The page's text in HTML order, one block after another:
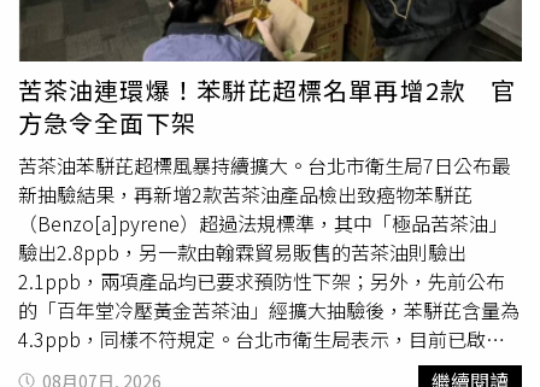
苦茶油連環爆！苯駢芘超標名單再增2款 官
方急令全面下架
苦茶油苯駢芘超標風暴持續擴大。台北市衛生局7日公布最
新抽驗結果，再新增2款苦茶油產品檢出致癌物苯駢芘
（Benzo[a]pyrene）超過法規標準，其中「極品苦茶油」
驗出2.8ppb，另一款由翰霖貿易販售的苦茶油則驗出
2.1ppb，兩項產品均已要求預防性下架；另外，先前公布
的「百年堂冷壓黃金苦茶油」經擴大抽驗後，苯駢芘含量為
4.3ppb，同樣不符規定。台北市衛生局表示，目前已啟動
第三波市售油品擴大抽驗，持續針對各類食用油進行檢驗，
08月07日, 2026 繼續閱讀